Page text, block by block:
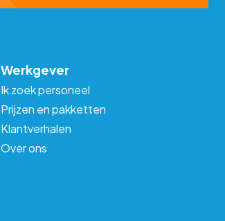
Werkgever
Ik zoek personeel
Prijzen en pakketten
Klantverhalen
Over ons